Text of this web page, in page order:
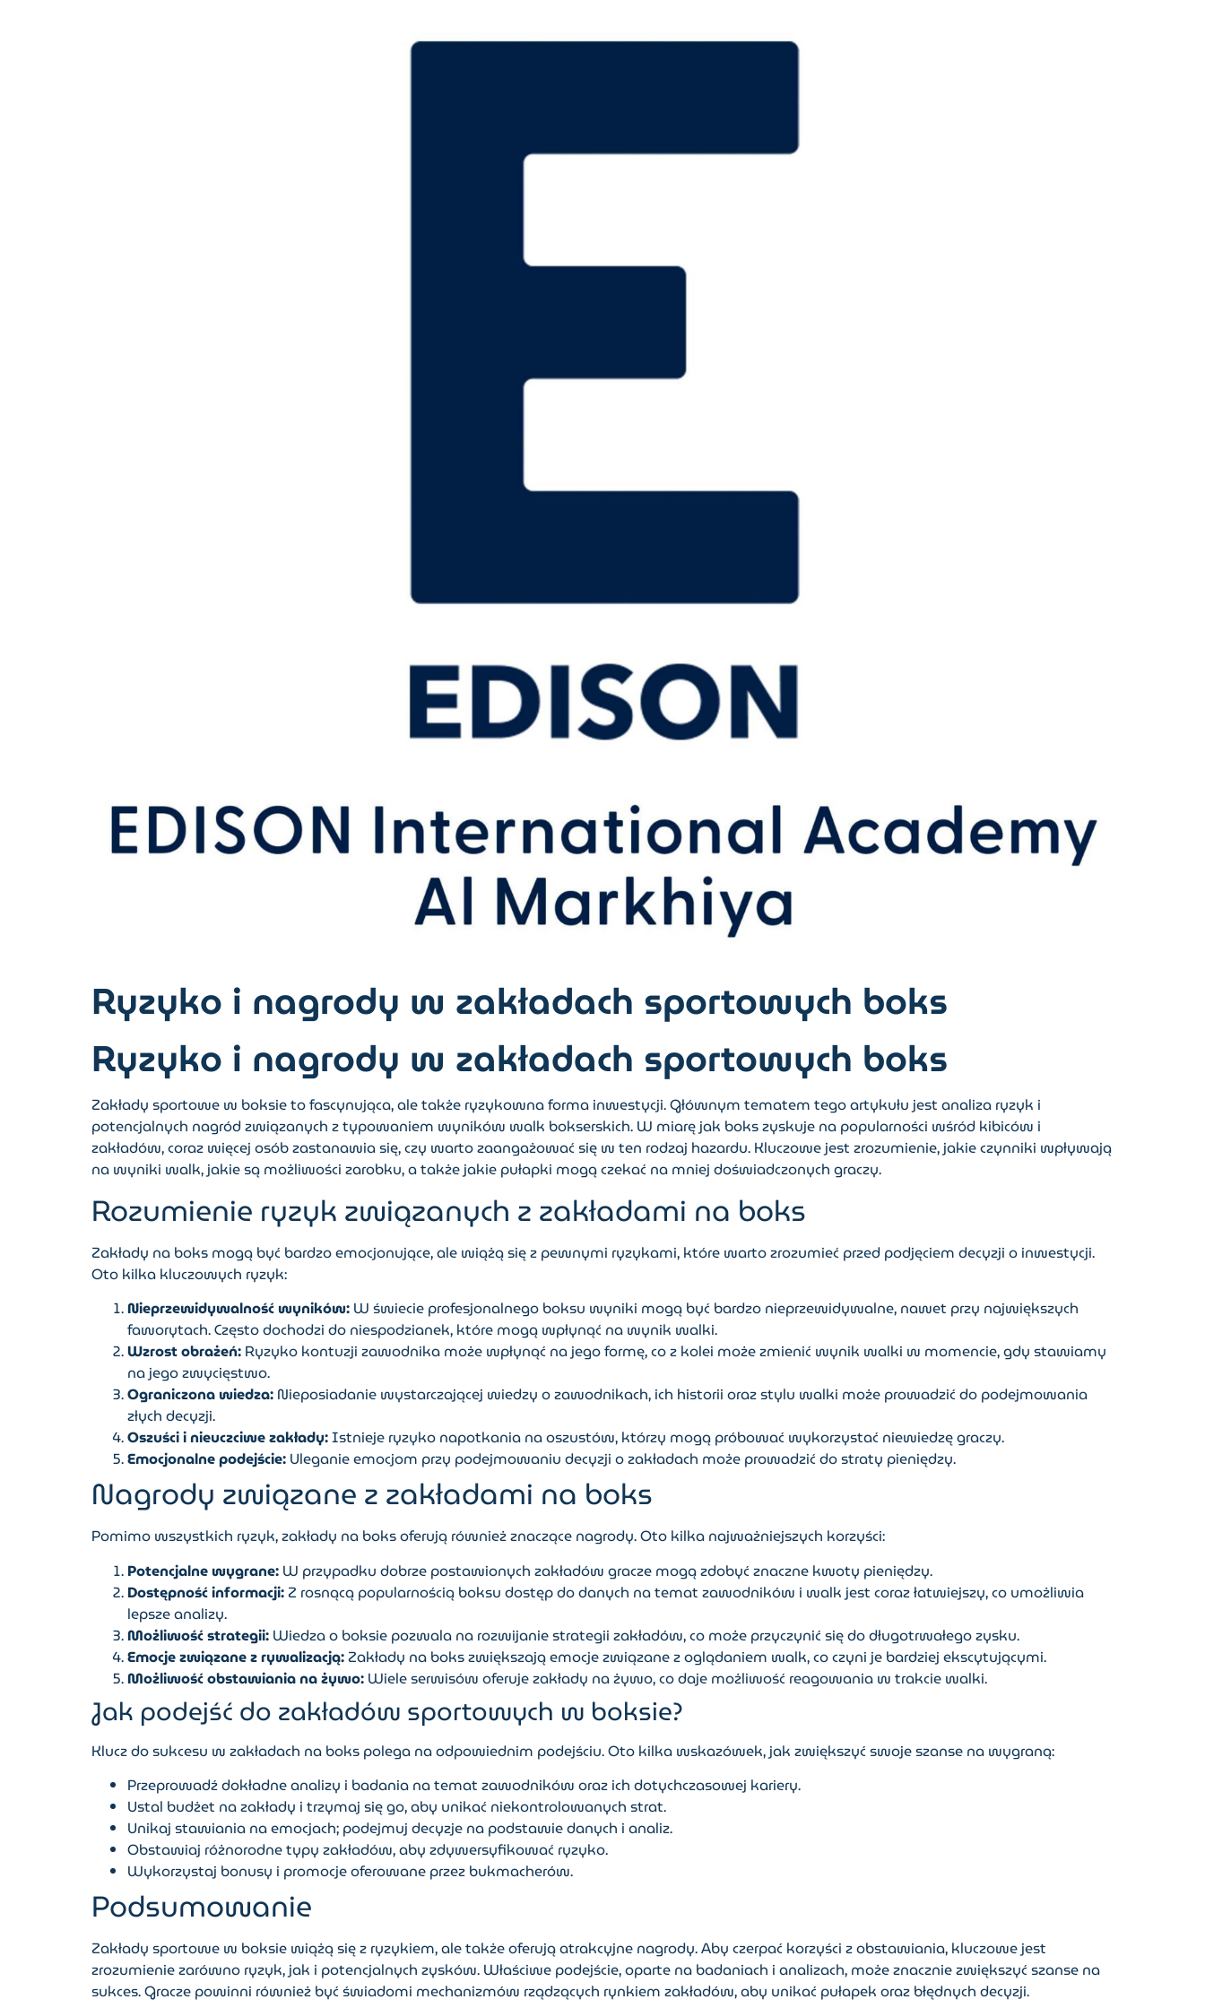
Ryzyko i nagrody w zakładach sportowych boks
Ryzyko i nagrody w zakładach sportowych boks
Zakłady sportowe w boksie to fascynująca, ale także ryzykowna forma inwestycji. Głównym tematem tego artykułu jest analiza ryzyk i
potencjalnych nagród związanych z typowaniem wyników walk bokserskich. W miarę jak boks zyskuje na popularności wśród kibiców i
zakładów, coraz więcej osób zastanawia się, czy warto zaangażować się w ten rodzaj hazardu. Kluczowe jest zrozumienie, jakie czynniki wpływają
na wyniki walk, jakie są możliwości zarobku, a także jakie pułapki mogą czekać na mniej doświadczonych graczy.
Rozumienie ryzyk związanych z zakładami na boks
Zakłady na boks mogą być bardzo emocjonujące, ale wiążą się z pewnymi ryzykami, które warto zrozumieć przed podjęciem decyzji o inwestycji.
Oto kilka kluczowych ryzyk:
Nieprzewidywalność wyników: W świecie profesjonalnego boksu wyniki mogą być bardzo nieprzewidywalne, nawet przy największych
faworytach. Często dochodzi do niespodzianek, które mogą wpłynąć na wynik walki.
Wzrost obrażeń: Ryzyko kontuzji zawodnika może wpłynąć na jego formę, co z kolei może zmienić wynik walki w momencie, gdy stawiamy
na jego zwycięstwo.
Ograniczona wiedza: Nieposiadanie wystarczającej wiedzy o zawodnikach, ich historii oraz stylu walki może prowadzić do podejmowania
złych decyzji.
Oszuści i nieuczciwe zakłady:Istnieje ryzyko napotkania na oszustów, którzy mogą próbować wykorzystać niewiedzę graczy.
Emocjonalne podejście: Uleganie emocjom przy podejmowaniu decyzji o zakładach może prowadzić do straty pieniędzy.
Nagrody związane z zakładami na boks
Pomimo wszystkich ryzyk, zakłady na boks oferują również znaczące nagrody. Oto kilka najważniejszych korzyści:
Potencjalne wygrane: W przypadku dobrze postawionych zakładów gracze mogą zdobyć znaczne kwoty pieniędzy.
Dostępność informacji:Z rosnącą popularnością boksu dostęp do danych na temat zawodników i walk jest coraz łatwiejszy, co umożliwia
lepsze analizy.
Możliwość strategii: Wiedza o boksie pozwala na rozwijanie strategii zakładów, co może przyczynić się do długotrwałego zysku.
Emocje związane z rywalizacją:Zakłady na boks zwiększają emocje związane z oglądaniem walk, co czyni je bardziej ekscytującymi.
Możliwość obstawiania na żywo: Wiele serwisów oferuje zakłady na żywo, co daje możliwość reagowania w trakcie walki.
Jak podejść do zakładów sportowych w boksie?
Klucz do sukcesu w zakładach na boks polega na odpowiednim podejściu. Oto kilka wskazówek, jak zwiększyć swoje szanse na wygraną:
Przeprowadź dokładne analizy i badania na temat zawodników oraz ich dotychczasowej kariery.
Ustal budżet na zakłady i trzymaj się go, aby unikać niekontrolowanych strat.
Unikaj stawiania na emocjach; podejmuj decyzje na podstawie danych i analiz.
Obstawiaj różnorodne typy zakładów, aby zdywersyfikować ryzyko.
Wykorzystaj bonusy i promocje oferowane przez bukmacherów.
Podsumowanie
Zakłady sportowe w boksie wiążą się z ryzykiem, ale także oferują atrakcyjne nagrody. Aby czerpać korzyści z obstawiania, kluczowe jest
zrozumienie zarówno ryzyk, jak i potencjalnych zysków. Właściwe podejście, oparte na badaniach i analizach, może znacznie zwiększyć szanse na
sukces. Gracze powinni również być świadomi mechanizmów rządzących rynkiem zakładów, aby unikać pułapek oraz błędnych decyzji.